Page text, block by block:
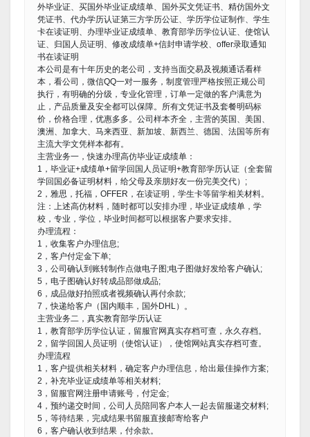
外毕业证、买国外毕业证成绩单、国外买文凭证书、精仿国外文
凭证书、代办学历认证第三方学历公证、学历学位证制作、学生
卡在读证明、办理毕业证成绩单、教育部学历学位认证、使馆认
证、归国人员证明、修改成绩单+信封申请学校、offer录取通知
书在读证明
本公司是有十年历史的老公司，支持当面交易及视频通话看样
本，看公司，微信QQ一对一服务，制度管理严格按照正规公司
执行，有明确的分级，专业化管理，订单一定做的客户满意为
止，产品质量及安全都可以保障。所有文凭证书及套餐明码标
价，价格合理，优惠多多。公司样本齐全，主营的英国、美国、
澳洲、加拿大、马来西亚、新加坡、新西兰、德国、法国等所有
主流大学文凭样本都有。
主营业务一，快速办理高仿毕业证成绩单：
1，毕业证+成绩单+留学回国人员证明+教育部学历认证（全套留
学回国必备证明材料，给父母及亲朋好友一份完美交代）;
2，雅思，托福，OFFER，在读证明，学生卡等留学相关材料。
注：上述高仿材料，随时都可以安排办理，毕业证成绩单，学
校，专业，学位，毕业时间都可以根据客户要求安排。
办理流程：
1，收集客户办理信息;
2，客户付定金下单;
3，公司确认到账转制作点做电子图;电子图做好发给客户确认;
5，电子图确认好转成品部做成品;
6，成品做好拍照或者视频确认再付余款;
7，快递给客户（国内顺丰，国外DHL）。
主营业务二，真实教育部学历认证
1，教育部学历学位认证，留服官网真实存档可查，永久存档。
2，留学回国人员证明（使馆认证），使馆网站真实存档可查。
办理流程
1，客户提供相关材料，确定客户办理信息，给出最佳操作方案;
2，补充毕业证成绩单等相关材料;
3，留服官网注册申请账号，付定金;
4，预约递交时间，公司人员陪同客户本人一起去留服递交材料;
5，等待结果，完成结果书留服直接邮寄给客户
6，客户确认收到结果，付余款。